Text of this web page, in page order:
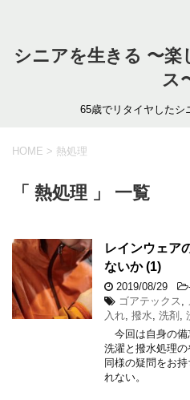
シニアを生きる 〜
ス
65歳でリタイヤしたシ
HOME > 熱処理
「 熱処理 」 一覧
レインウェア
ないか (1)
2019/08/29
ゴアテックス
入れ 撥水 洗剤
今回は自身の備
洗濯と撥水処理
同様の疑問をお
れない。